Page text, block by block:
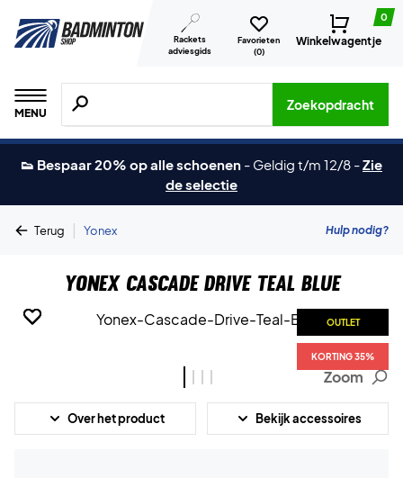
Rackets
adviesgids
Favorieten
(0)
0
Winkelwagentje
MENU
Zoeken naar producten, merken etc.
Zoekopdracht
👟 Bespaar 20% op alle schoenen - Geldig t/m 12/8 -Zie
de selectie
Terug | Yonex Hulp nodig?
Yonex Cascade Drive Teal Blue
OUTLET
KORTING 35%
OUTLET
KORTING 35%
OUTLET
KORTING 35%
OUTLET
KORTING 35%
Zoom
Over het product Bekijk accessoires